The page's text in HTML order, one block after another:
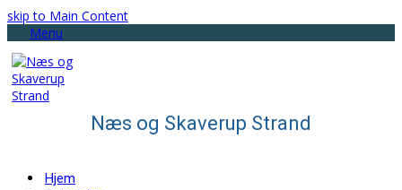
skip to Main Content
Menu
Næs og Skaverup Strand
Hjem